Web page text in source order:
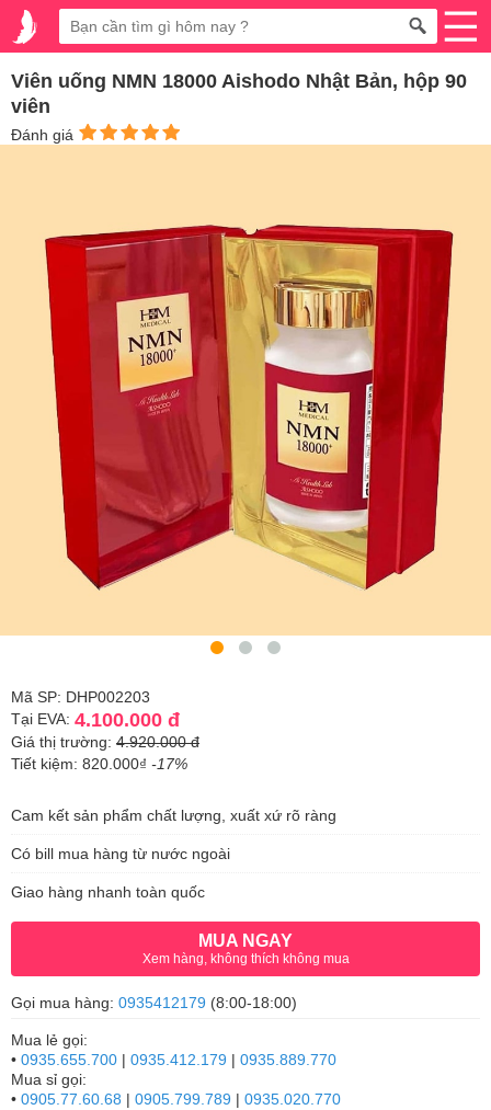
Viên uống NMN 18000 Aishodo Nhật Bản, hộp 90
viên
Đánh giá
Mã SP: DHP002203
Tại EVA: 4.100.000 đ
Giá thị trường: 4.920.000 đ
Tiết kiệm: 820.000₫ -17%
Cam kết sản phẩm chất lượng, xuất xứ rõ ràng
Có bill mua hàng từ nước ngoài
Giao hàng nhanh toàn quốc
MUA NGAY
Xem hàng, không thích không mua
Gọi mua hàng: 0935412179 (8:00-18:00)
Mua lẻ gọi:
• 0935.655.700 | 0935.412.179 | 0935.889.770
Mua sỉ gọi:
• 0905.77.60.68 | 0905.799.789 | 0935.020.770